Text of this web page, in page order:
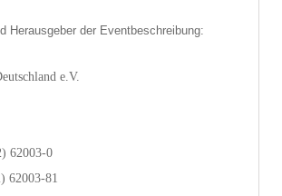
Herausgeber der Eventbeschreibung:
e.V.
62003-0
62003-81